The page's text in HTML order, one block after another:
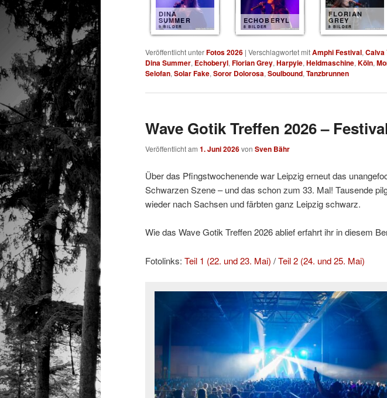
DINA
SUMMER
9 BILDER
ECHOBERYL
8 BILDER
FLORIAN
GREY
8 BILDER
Veröffentlicht unterFotos 2026 | Verschlagwortet mitAmphi Festival, Calva
Dina Summer, Echoberyl, Florian Grey, Harpyie, Heldmaschine, Köln,
Selofan, Solar Fake, Soror Dolorosa, Soulbound, Tanzbrunnen
Wave Gotik Treffen 2026 –
Veröffentlicht am 1. Juni 2026von Sven Bähr
Über das Pfingstwochenende war Leipzig erneut das
Schwarzen Szene – und das schon zum 33. Mal! Tausende
wieder nach Sachsen und färbten ganz Leipzig schwarz.
Wie das Wave Gotik Treffen 2026 ablief erfahrt ihr in diesem
Fotolinks: Teil 1 (22. und 23. Mai) /Teil 2 (24. und 25. Mai)